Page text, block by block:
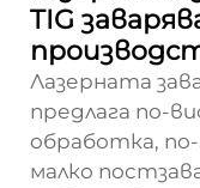
TIG
Лазерната
предлага по-
обработка,
малко